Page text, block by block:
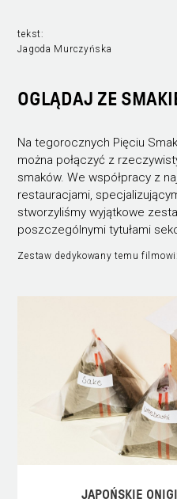
tekst:
Jagoda Murczyńska
OGLĄDAJ ZE
Na tegorocznych Pięciu
można połączyć z
smaków. We współpracy z
restauracjami,
stworzyliśmy wyjątkowe
poszczególnymi tytułami
Zestaw dedykowany temu filmowi:
JAPOŃSKIE